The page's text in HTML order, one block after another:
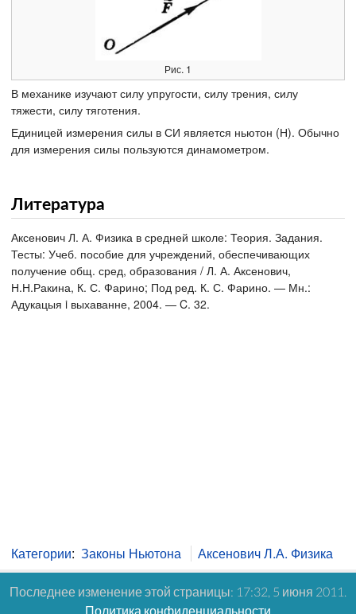
Рис. 1
В механике изучают силу упругости, силу трения, силу
тяжести, силу тяготения.
Единицей измерения силы в СИ является ньютон (Н). Обычно
для измерения силы пользуются динамометром.
Литература
Аксенович Л. А. Физика в средней школе: Теория. Задания.
Тесты: Учеб. пособие для учреждений, обеспечивающих
получение общ. сред, образования / Л. А. Аксенович,
Н.Н.Ракина, К. С. Фарино; Под ред. К. С. Фарино. — Мн.:
Адукацыя i выхаванне, 2004. — C. 32.
Категории: Законы Ньютона Аксенович Л.А. Физика
Последнее изменение этой страницы: 17:32, 5 июня 2011.
Политика конфиденциальности